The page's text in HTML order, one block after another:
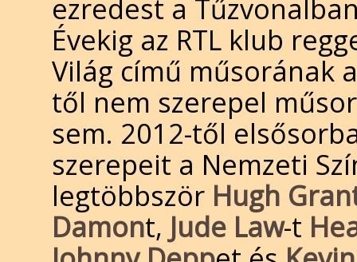
ezredest a
Évekig az RTL klub
Világ című műsorának
től nem szerepel
sem. 2012-től
szerepeit a Nemzeti
legtöbbször Hugh
Damont, Jude Law-t